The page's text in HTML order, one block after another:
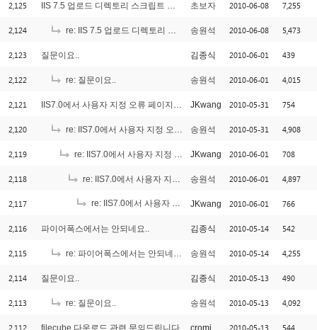
2,125 IIS 7.5 업로드 디렉토리 스크립트 실행제거 초보자 2010-06-08 7,255
2,124 re: IIS 7.5 업로드 디렉토리 스크립트 실행제거 송원석 2010-06-08 5,473
2,123 질문이요.. 김종식 2010-06-01 439
2,122 re: 질문이요.. 송원석 2010-06-01 4,015
2,121 IIS7.0에서 사용자 지정 오류 페이지 사용시 문제인데요. JKwang 2010-05-31 754
2,120 re: IIS7.0에서 사용자 지정 오류 페이지 사용시 문제인데요. 송원석 2010-05-31 4,908
2,119 re: IIS7.0에서 사용자 지정 오류 페이지 사용시 문제인데요. JKwang 2010-06-01 708
2,118 re: IIS7.0에서 사용자 지정 오류 페이지 사용시 문제인데요. 송원석 2010-06-01 4,897
2,117 re: IIS7.0에서 사용자 지정 오류 페이지 사용시 문제인데요. JKwang 2010-06-01 766
2,116 파이어폭스에서는 안되네요.. 김종식 2010-05-14 542
2,115 re: 파이어폭스에서는 안되네요.. 송원석 2010-05-14 4,255
2,114 질문이요.. 김종식 2010-05-13 490
2,113 re: 질문이요.. 송원석 2010-05-13 4,092
2,112 filecube 다운로드 관련 문의드립니다. 2010-05-13 544